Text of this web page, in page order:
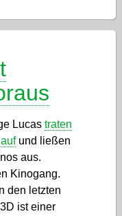
Lucas traten
und ließen
aus.
Kinogang.
den letzten
ist einer